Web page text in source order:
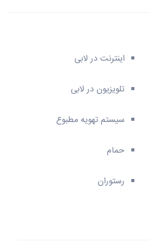
اینترنت در لابی
تلویزیون در لابی
سیستم تهویه مطبوع
حمام
رستوران